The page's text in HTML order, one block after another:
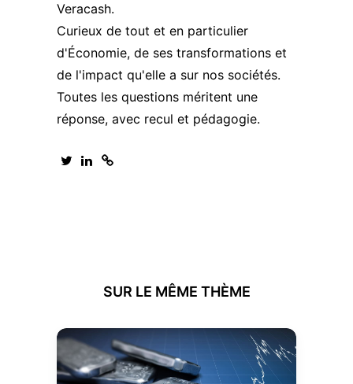
Veracash.
Curieux de tout et en particulier
d'Économie, de ses transformations et
de l'impact qu'elle a sur nos sociétés.
Toutes les questions méritent une
réponse, avec recul et pédagogie.
SUR LE MÊME THÈME